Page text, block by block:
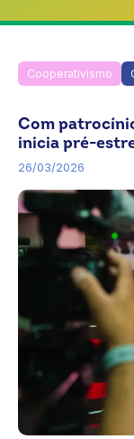
Cooperativismo
Com
inicia pré-
26/03/2026